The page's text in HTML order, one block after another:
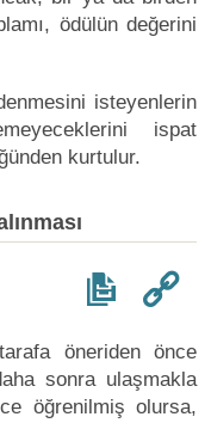
ödülün değerini
isteyenlerin
ispat
kurtulur.
öneriden önce
sonra ulaşmakla
öğrenilmiş olursa,